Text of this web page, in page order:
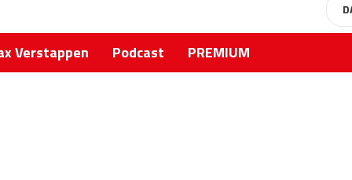
Verstappen Podcast PREMIUM